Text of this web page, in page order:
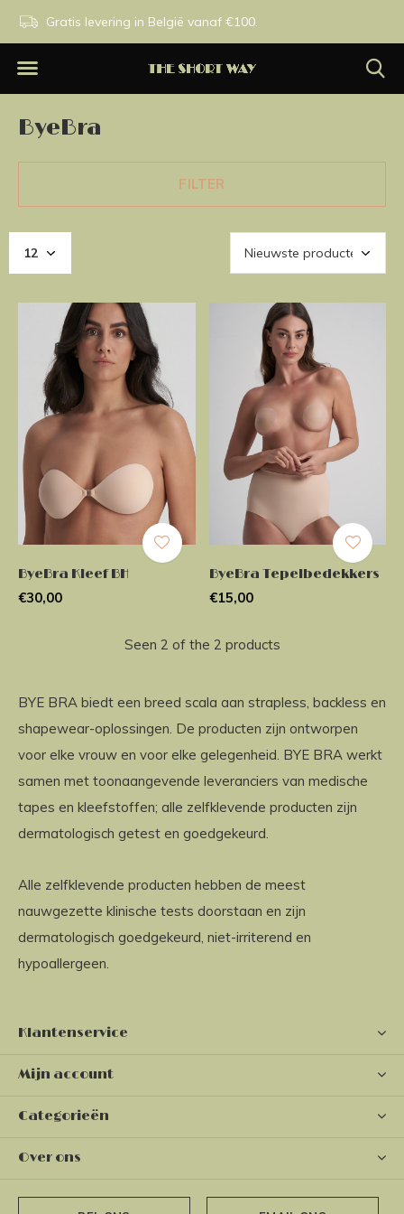
Gratis levering in België vanaf €100.
ByeBra
FILTER
ByeBra Kleef BH
€30,00
ByeBra Tepelbedekkers
€15,00
Seen 2 of the 2 products
BYE BRA biedt een breed scala aan strapless, backless en
shapewear-oplossingen. De producten zijn ontworpen
voor elke vrouw en voor elke gelegenheid. BYE BRA werkt
samen met toonaangevende leveranciers van medische
tapes en kleefstoffen; alle zelfklevende producten zijn
dermatologisch getest en goedgekeurd.
Alle zelfklevende producten hebben de meest
nauwgezette klinische tests doorstaan en zijn
dermatologisch goedgekeurd, niet-irriterend en
hypoallergeen.
Klantenservice
Mijn account
Categorieën
Over ons